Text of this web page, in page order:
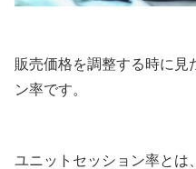
販売価格を調整する時に見
ン率です。
ユニットセッション率とは